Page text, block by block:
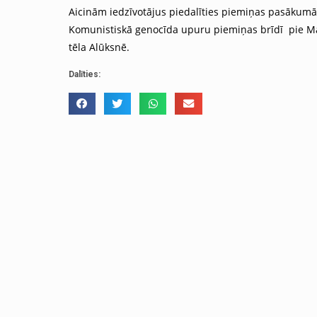
Aicinām iedzīvotājus piedalīties piemiņas pasākumā
Komunistiskā genocīda upuru piemiņas brīdī pie
tēla Alūksnē.
Dalīties: